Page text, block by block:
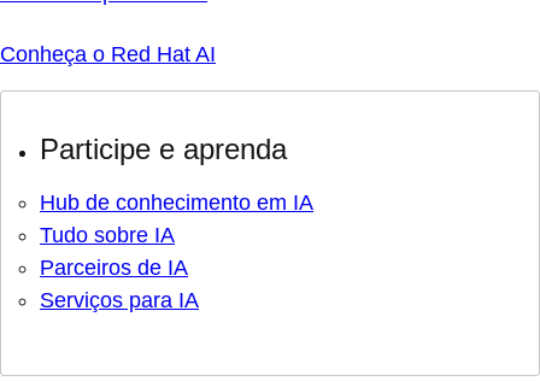
Conheça o Red Hat AI
Participe e aprenda
Hub de conhecimento em IA
Tudo sobre IA
Parceiros de IA
Serviços para IA